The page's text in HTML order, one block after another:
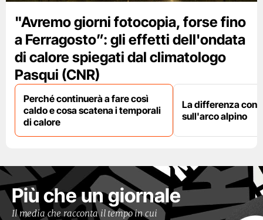
"Avremo giorni fotocopia, forse fino
a Ferragosto”: gli effetti dell'ondata
di calore spiegati dal climatologo
Pasqui (CNR)
Perché continuerà a fare così
caldo e cosa scatena i temporali
di calore
La differenza con
sull'arco alpino
Più che un giornale
Il media che racconta il tempo in cui